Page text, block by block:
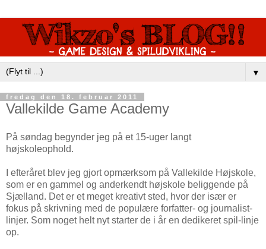
▼
fredag den 18. februar 2011
Vallekilde Game Academy
På søndag begynder jeg på et 15-uger langt
højskoleophold.
I efteråret blev jeg gjort opmærksom på Vallekilde Højskole,
som er en gammel og anderkendt højskole beliggende på
Sjælland. Det er et meget kreativt sted, hvor der især er
fokus på skrivning med de populære forfatter- og journalist-
linjer. Som noget helt nyt starter de i år en dedikeret spil-linje
op.